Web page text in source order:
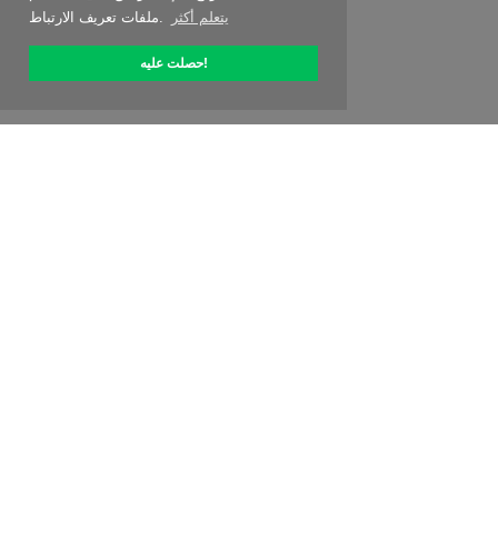
ملفات تعريف الارتباط.
يتعلم أكثر
حصلت عليه!